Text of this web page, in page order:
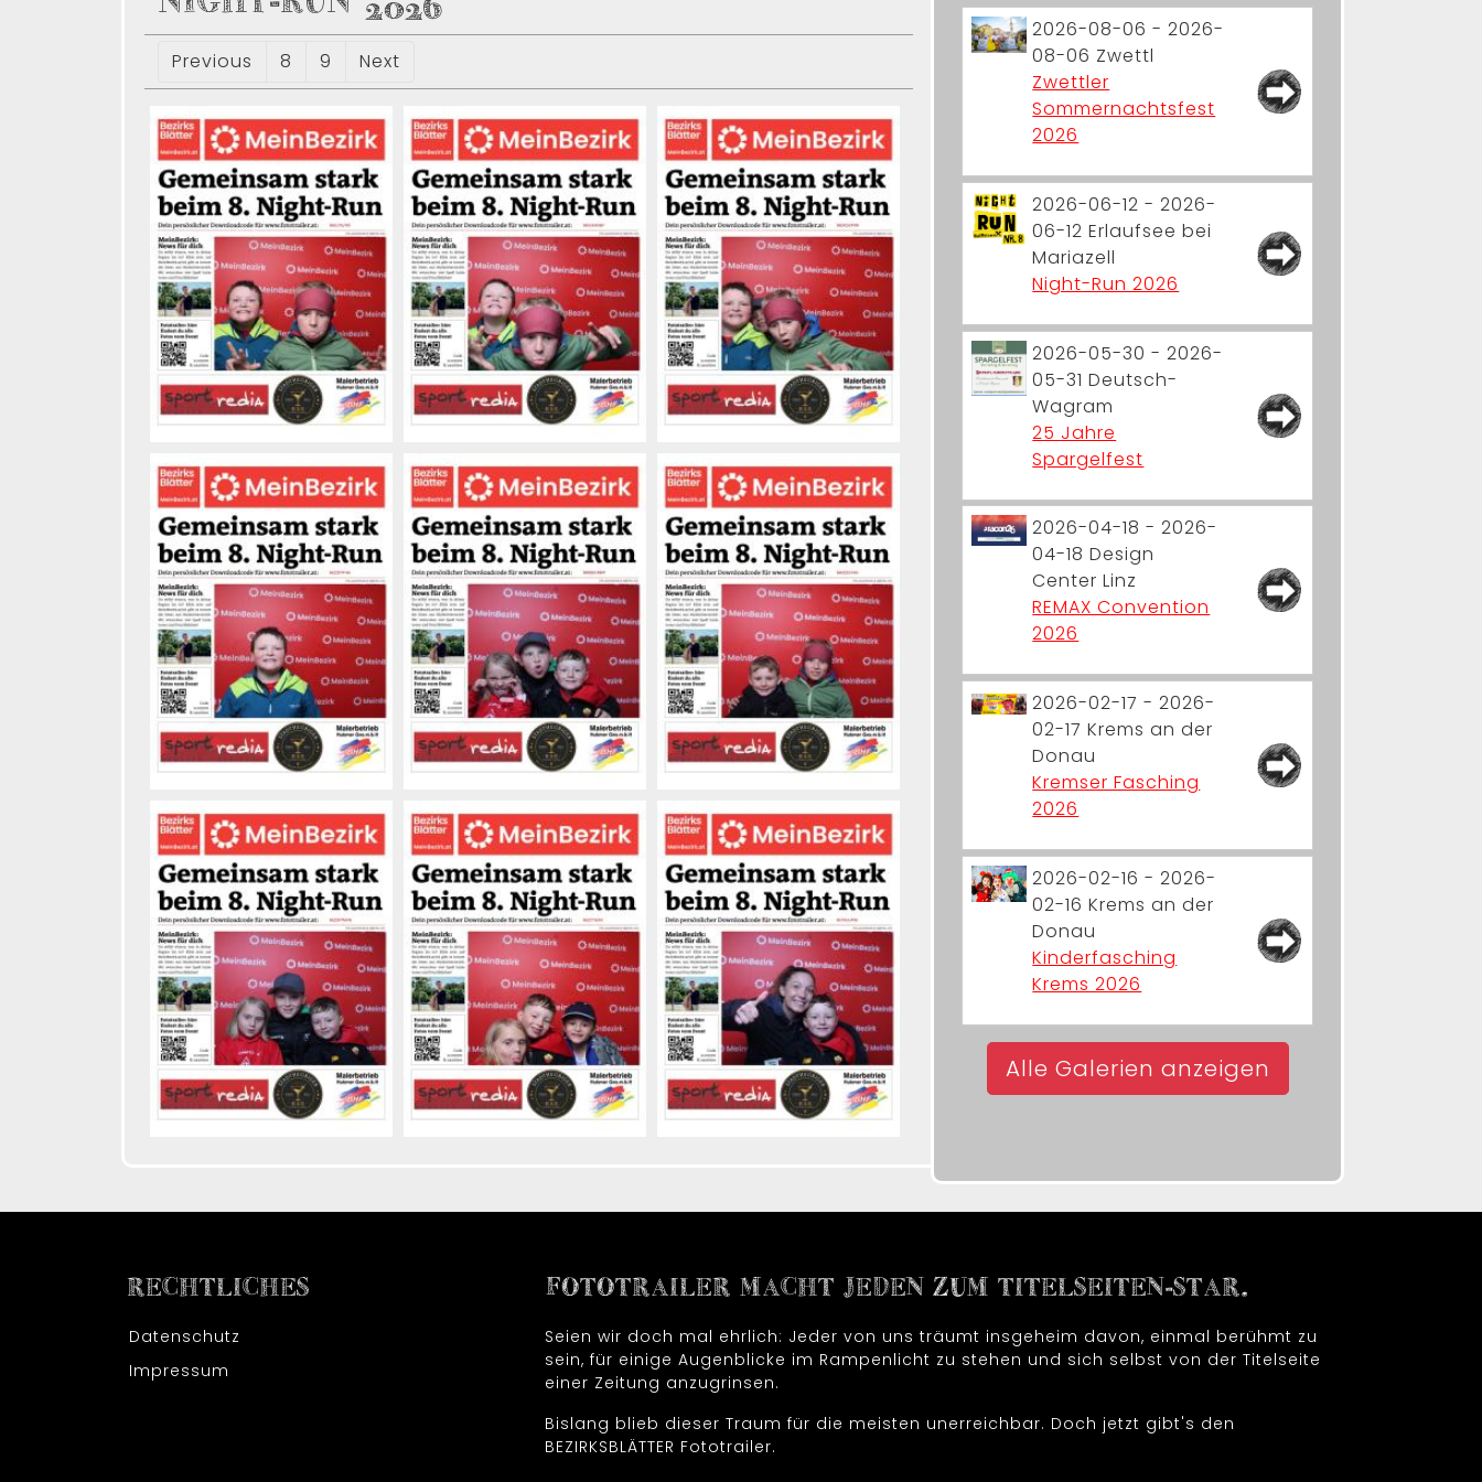
Previous 8 9 Next
2026-08-06 - 2026-
08-06 Zwettl
Zwettler
Sommernachtsfest
2026
2026-06-12 - 2026-
06-12 Erlaufsee bei
Mariazell
Night-Run 2026
2026-05-30 - 2026-
05-31 Deutsch-
Wagram
25 Jahre
Spargelfest
2026-04-18 - 2026-
04-18 Design
Center Linz
REMAX Convention
2026
2026-02-17 - 2026-
02-17 Krems an der
Donau
Kremser Fasching
2026
2026-02-16 - 2026-
02-16 Krems an der
Donau
Kinderfasching
Krems 2026
Alle Galerien anzeigen
RECHTLICHES
Datenschutz
Impressum
FOTOTRAILER MACHT JEDEN ZUM TITELSEITEN-STAR.
Seien wir doch mal ehrlich: Jeder von uns träumt insgeheim davon, einmal berühmt zu
sein, für einige Augenblicke im Rampenlicht zu stehen und sich selbst von der Titelseite
einer Zeitung anzugrinsen.
Bislang blieb dieser Traum für die meisten unerreichbar. Doch jetzt gibt's den
BEZIRKSBLÄTTER Fototrailer.